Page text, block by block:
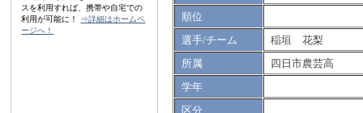
スを利用すれば、携帯や自宅での
利用が可能に！ ⇒詳細はホームペ
ージへ！
順位
選手/チーム
稲垣 花梨
所属
四日市農芸高
学年
区分